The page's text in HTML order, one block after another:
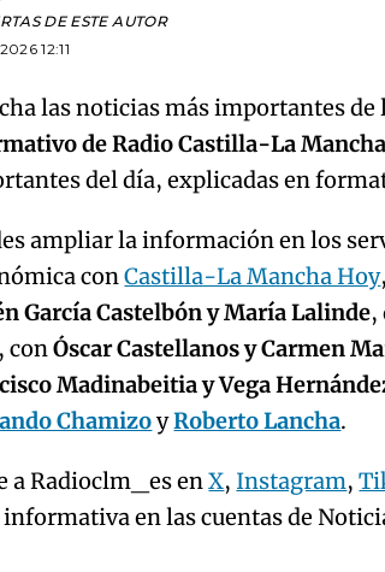
DE ESTE AUTOR
12:11
las noticias más importantes
de Radio Castilla-La Mancha
del día, explicadas en
ampliar la información en los
conCastilla-La Mancha Hoy
García Castelbón y María Lalinde,
, conÓscar Castellanos y Carmen
Madinabeitia y Vega
ChamizoyRoberto Lancha.
a Radioclm_es enX, Instagram,
en las cuentas de